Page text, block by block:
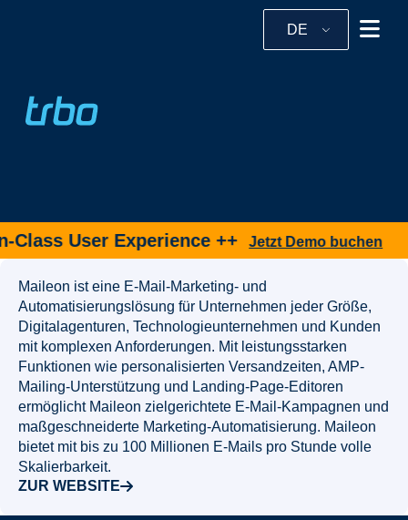
DE
User Experience ++Jetzt Demo buchen
Maileon ist eine E-Mail-Marketing- und
Automatisierungslösung für Unternehmen jeder Größe,
Digitalagenturen, Technologieunternehmen und Kunden
mit komplexen Anforderungen. Mit leistungsstarken
Funktionen wie personalisierten Versandzeiten, AMP-
Mailing-Unterstützung und Landing-Page-Editoren
ermöglicht Maileon zielgerichtete E-Mail-Kampagnen und
maßgeschneiderte Marketing-Automatisierung. Maileon
bietet mit bis zu 100 Millionen E-Mails pro Stunde volle
Skalierbarkeit.
ZUR WEBSITE